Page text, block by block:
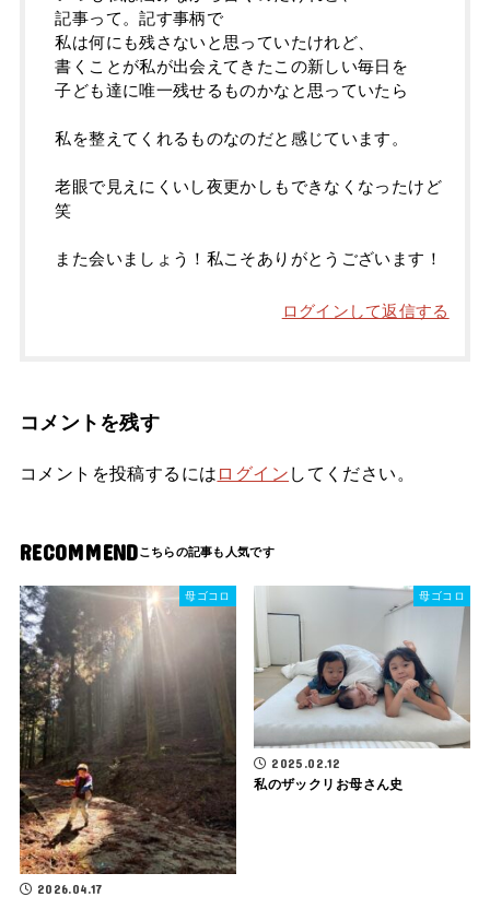
記事って。記す事柄で
私は何にも残さないと思っていたけれど、
書くことが私が出会えてきたこの新しい毎日を
子ども達に唯一残せるものかなと思っていたら
私を整えてくれるものなのだと感じています。
老眼で見えにくいし夜更かしもできなくなったけど
笑
また会いましょう！私こそありがとうございます！
ログインして返信する
コメントを残す
コメントを投稿するには ログイン してください。
RECOMMEND
母ゴコロ
2026.04.17
母ゴコロ
2025.02.12
私のザックリお母さん史